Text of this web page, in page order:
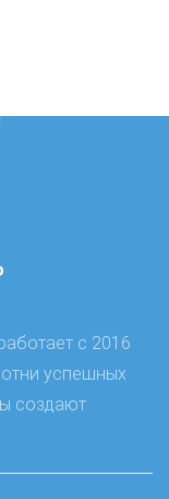
с 2016
успешных
создают